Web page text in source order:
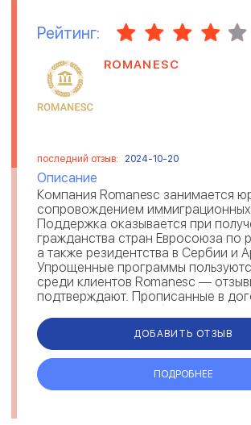
Рейтинг:
ROMANESC
последний отзыв: 2024-10-20
Описание
Компания Romanesc занимается
сопровождением
Поддержка оказывается при
гражданства стран Евросоюза по
а также резидентства в Сербии и
Упрощенные программы
среди клиентов Romanesc —
подтверждают. Прописанные в
гарантии, говорят об
надежности ...
ДОБАВИТЬ ОТЗЫВ
ПОДРОБНЕЕ